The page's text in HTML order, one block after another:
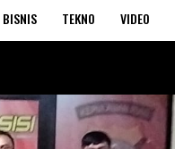
BISNIS TEKNO VIDEO